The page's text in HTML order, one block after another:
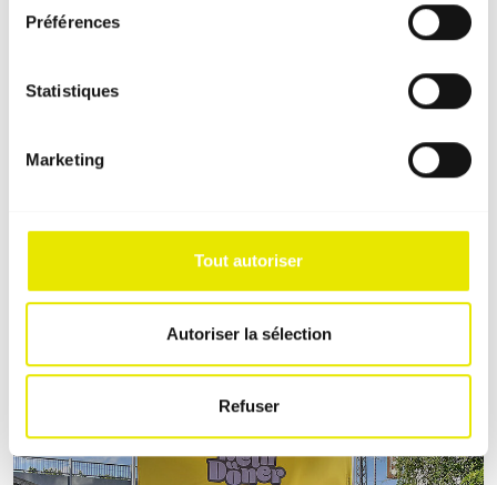
Préférences
Statistiques
Marketing
Tout autoriser
Autoriser la sélection
Refuser
Système de drapeaux
Pro-Tent ! Cette élégante construction est le
complément parfait pour une présence
événementielle réussie.